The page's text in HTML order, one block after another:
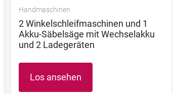
Handmaschinen
2 Winkelschleifmaschinen und 1
Akku-Säbelsäge mit Wechselakku
und 2 Ladegeräten
Los ansehen